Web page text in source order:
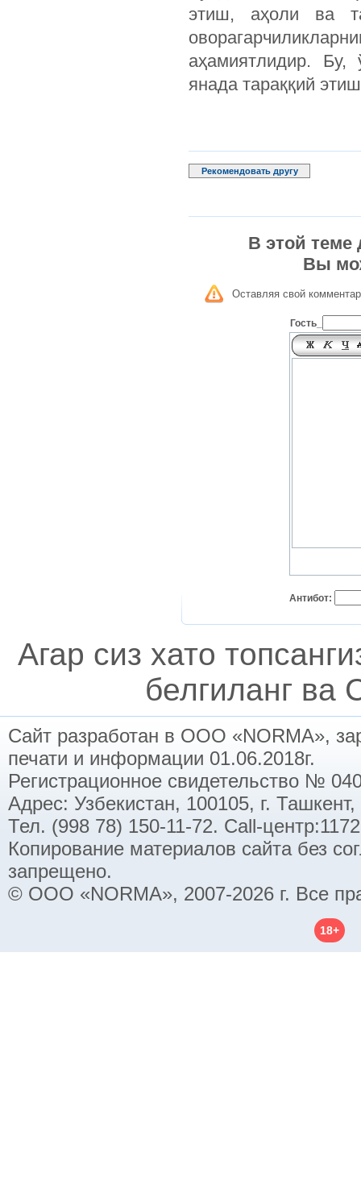
этиш, аҳоли ва
аҳамиятлидир. Бу,
янада тараққий
Рекомендовать другу
В этой теме
Вы
Оставляя свой
Гость_
Антибот:
Агар сиз хато
белгиланг ва
Сайт разработан в ООО «NORMA»,
печати и информации 01.06.2018г.
Регистрационное свидетельство №
Адрес: Узбекистан, 100105, г.
Тел. (998 78) 150-11-72. Call-
Копирование материалов сайта без
запрещено.
© ООО «NORMA», 2007-2026 г. Все
18+